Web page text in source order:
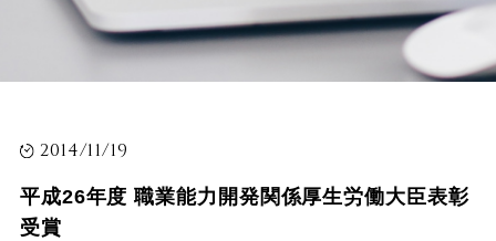
2014/11/19
平成26年度 職業能力開発関係厚生労働大臣表彰
受賞